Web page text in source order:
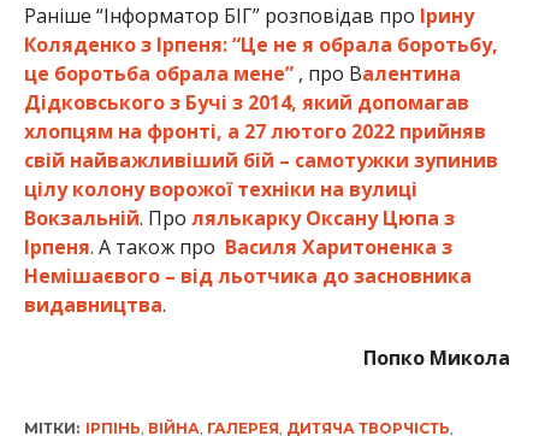
Раніше “Інформатор БІГ” розповідав про Ірину
Коляденко з Ірпеня: “Це не я обрала боротьбу,
це боротьба обрала мене”, про Валентина
Дідковського з Бучі з 2014, який допомагав
хлопцям на фронті, а 27 лютого 2022 прийняв
свій найважливіший бій – самотужки зупинив
цілу колону ворожої техніки на вулиці
Вокзальній. Про лялькарку Оксану Цюпа з
Ірпеня. А також про Василя Харитоненка з
Немішаєвого – від льотчика до засновника
видавництва.
Попко Микола
МІТКИ: ІРПІНЬ ВІЙНА ГАЛЕРЕЯ ДИТЯЧА ТВОРЧІСТЬ